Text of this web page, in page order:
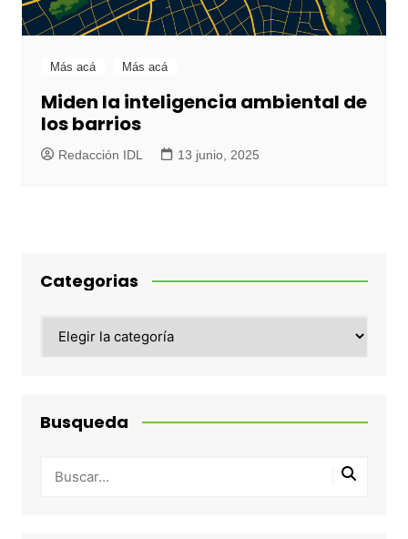
Más acá Más acá
Miden la inteligencia ambiental de
los barrios
Redacción IDL 13 junio, 2025
Categorias
Busqueda